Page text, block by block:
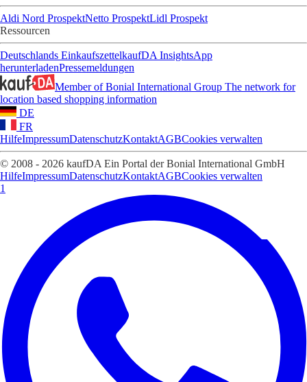
Aldi Nord ProspektNetto ProspektLidl Prospekt
Ressourcen
Deutschlands EinkaufszettelkaufDA InsightsApp
herunterladenPressemeldungen
Member of Bonial International Group The network for
location based shopping information
DE
FR
HilfeImpressumDatenschutzKontaktAGBCookies verwalten
© 2008 - 2026 kaufDA Ein Portal der Bonial International GmbH
HilfeImpressumDatenschutzKontaktAGBCookies verwalten
1